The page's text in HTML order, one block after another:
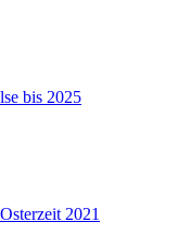
bis 2025
2021